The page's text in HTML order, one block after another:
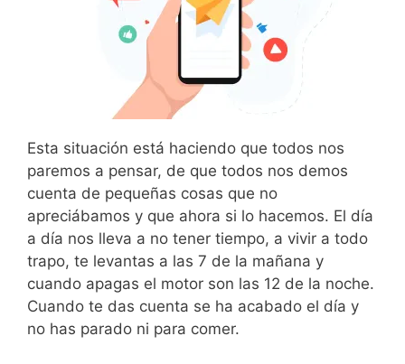
Esta situación está haciendo que todos nos
paremos a pensar, de que todos nos demos
cuenta de pequeñas cosas que no
apreciábamos y que ahora si lo hacemos. El día
a día nos lleva a no tener tiempo, a vivir a todo
trapo, te levantas a las 7 de la mañana y
cuando apagas el motor son las 12 de la noche.
Cuando te das cuenta se ha acabado el día y
no has parado ni para comer.